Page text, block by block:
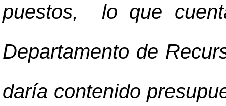
puestos, lo que
Departamento de
daría contenido